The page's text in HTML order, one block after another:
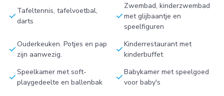
check Tafeltennis, tafelvoetbal,
darts
check
Zwembad, kinderzwembad
met glijbaantje en
speelfiguren
check Ouderkeuken. Potjes en pap
zijn aanwezig.
checkKinderrestaurant met
kinderbuffet
checkSpeelkamer met soft-
playgedeelte en ballenbak
checkBabykamer met speelgoed
voor baby's